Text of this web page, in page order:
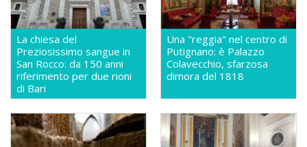
La chiesa del
Preziosissimo sangue in
San Rocco: da 150 anni
riferimento per due rioni
di Bari
Una "reggia" nel centro di
Putignano: è Palazzo
Colavecchio, sfarzosa
dimora del 1818